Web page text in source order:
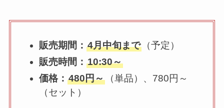
販売期間：4月中旬まで （予定）
販売時間：10:30～
価格：480円～ （単品）、780円～
（セット）